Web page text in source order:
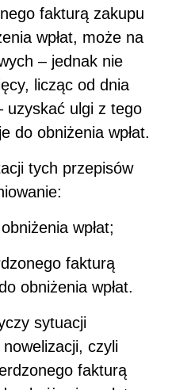
fakturą zakupu
wpłat, może na
– jednak nie
licząc od dnia
uzyskać ulgi z tego
do obniżenia wpłat.
tych przepisów
wpłat;
fakturą
obniżenia wpłat.
sytuacji
czyli
fakturą